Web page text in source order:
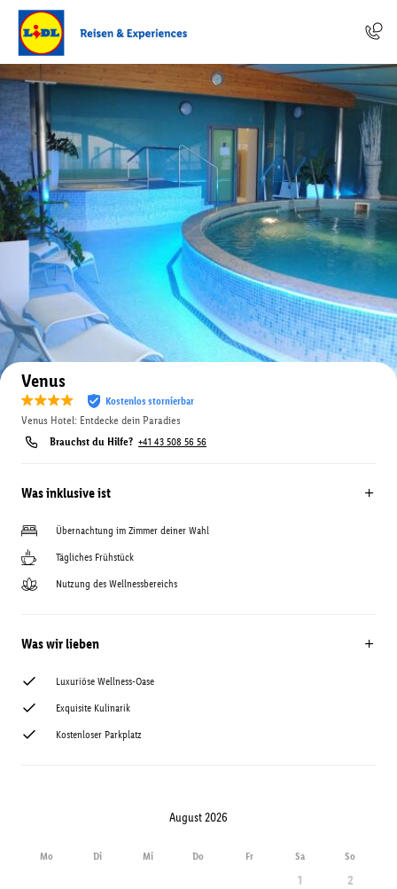
Auf der Karte anzeigen
Venus
Kostenlos stornierbar
Venus Hotel: Entdecke dein Paradies
Brauchst du Hilfe? +41 43 508 56 56
Was inklusive ist
Übernachtung im Zimmer deiner Wahl
Tägliches Frühstück
Nutzung des Wellnessbereichs
Was wir lieben
Luxuriöse Wellness-Oase
Exquisite Kulinarik
Kostenloser Parkplatz
August 2026
Mo Di Mi Do Fr Sa So
1
2